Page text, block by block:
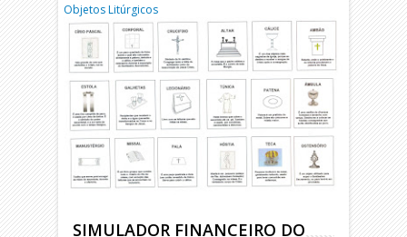
Objetos Litúrgicos
SIMULADOR FINANCEIRO DO